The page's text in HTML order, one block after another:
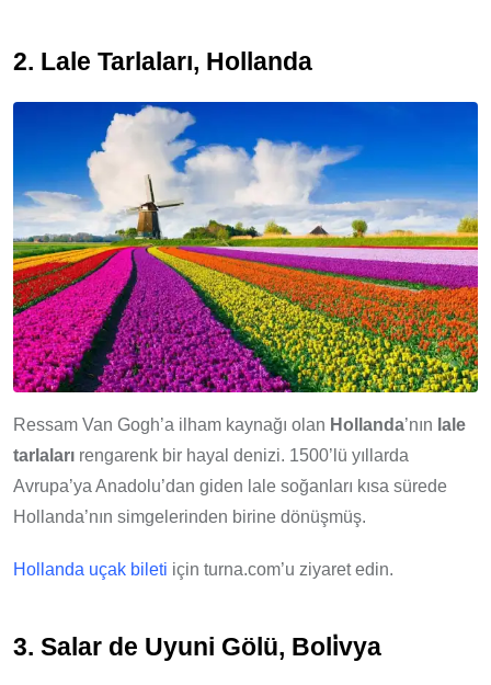
2. Lale Tarlaları, Hollanda
Ressam Van Gogh’a ilham kaynağı olan Hollanda’nın lale
tarlaları rengarenk bir hayal denizi. 1500’lü yıllarda
Avrupa’ya Anadolu’dan giden lale soğanları kısa sürede
Hollanda’nın simgelerinden birine dönüşmüş.
Hollanda uçak bileti için turna.com’u ziyaret edin.
3. Salar de Uyuni Gölü, Boli̇vya